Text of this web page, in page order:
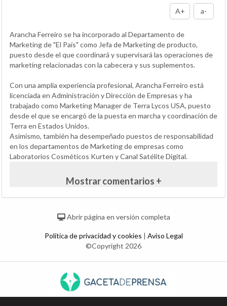
A+ a-
Arancha Ferreiro se ha incorporado al Departamento de
Marketing de "El País" como Jefa de Marketing de producto,
puesto desde el que coordinará y supervisará las operaciones de
marketing relacionadas con la cabecera y sus suplementos.
Con una amplia experiencia profesional, Arancha Ferreiro está
licenciada en Administración y Dirección de Empresas y ha
trabajado como Marketing Manager de Terra Lycos USA, puesto
desde el que se encargó de la puesta en marcha y coordinación de
Terra en Estados Unidos.
Asimismo, también ha desempeñado puestos de responsabilidad
en los departamentos de Marketing de empresas como
Laboratorios Cosméticos Kurten y Canal Satélite Digital.
Mostrar comentarios +
Abrir página en versión completa
Política de privacidad y cookies | Aviso Legal
©Copyright 2026